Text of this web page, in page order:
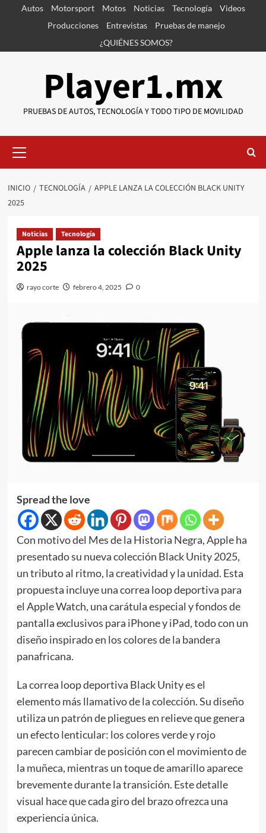
SaltarAutos Motorsport Motos Noticias Tecnología
Videos
Producciones
Entrevistas
Pruebas de manejo
¿QUIÉNES SOMOS?
Player1.mx
PRUEBAS DE AUTOS, TECNOLOGÍA Y TODO TIPO DE MOVILIDAD
primario
INICIO TECNOLOGÍA
APPLE LANZA LA COLECCIÓN BLACK UNITY
2025
Noticias Tecnología
Apple lanza la colección Black Unity
2025
rayo corte febrero 4, 2025 0
Spread the love
Con motivo del Mes de la Historia Negra, Apple ha
presentado su nueva colección Black Unity 2025,
un tributo al ritmo, la creatividad y la unidad. Esta
propuesta incluye una correa loop deportiva para
el Apple Watch, una carátula especial y fondos de
pantalla exclusivos para iPhone y iPad, todo con un
diseño inspirado en los colores de la bandera
panafricana.
La correa loop deportiva Black Unity es el
elemento más llamativo de la colección. Su diseño
utiliza un patrón de pliegues en relieve que genera
un efecto lenticular: los colores verde y rojo
parecen cambiar de posición con el movimiento de
la muñeca, mientras un toque de amarillo aparece
brevemente durante la transición. Este detalle
visual hace que cada giro del brazo ofrezca una
experiencia única.